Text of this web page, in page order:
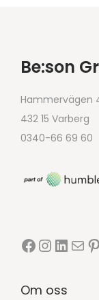
Be:son
Hammervägen
432 15 Varberg
0340-66 69 60
Om oss